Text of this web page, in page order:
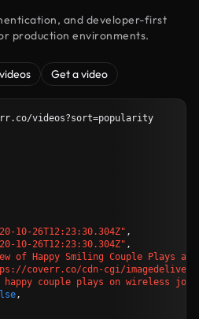
and developer-first
production environments.
Get a video
videos?sort=popularity
10-26T12:23:30.304Z" ,
10-26T12:23:30.304Z" ,
of Happy Smiling Couple Plays a
coverr.co/cdn-cgi/imagedelivery/
happy couple plays on wireless
,